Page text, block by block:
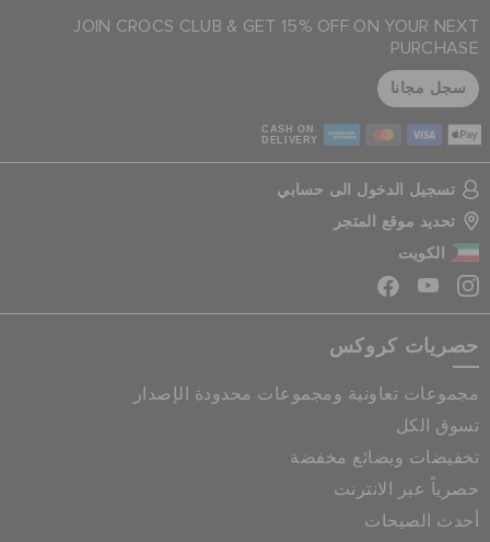
JOIN CROCS CLUB & GET 15% OFF ON YOUR NEXT
PURCHASE
سجل مجانا
CASH ON
DELIVERY
تسجيل الدخول الى حسابي
تحديد موقع المتجر
الكويت
حصريات كروكس
مجموعات تعاونية ومجموعات محدودة الإصدار
تسوق الكل
تخفيضات وبضائع مخفضة
حصرياً عبر الانترنت
أحدث الصيحات